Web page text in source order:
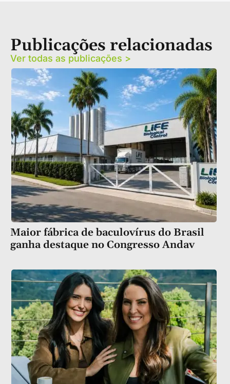
Publicações relacionadas
Ver todas as publicações >
Maior fábrica de baculovírus do Brasil
ganha destaque no Congresso Andav